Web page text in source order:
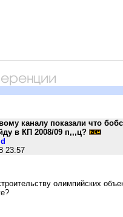
каналу показали что
в КП 2008/09 п,,,ц?
23:57
олимпийских